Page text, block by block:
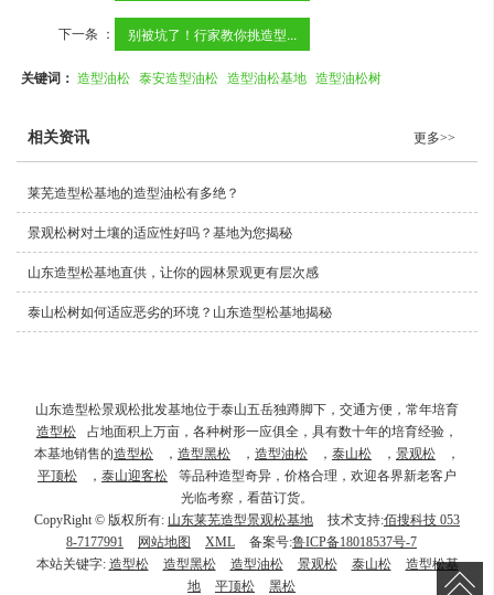
下一条 ： 别被坑了！行家教你挑造型...
关键词：造型油松 泰安造型油松 造型油松基地 造型油松树
相关资讯 更多>>
莱芜造型松基地的造型油松有多绝？
景观松树对土壤的适应性好吗？基地为您揭秘
山东造型松基地直供，让你的园林景观更有层次感
泰山松树如何适应恶劣的环境？山东造型松基地揭秘
山东造型松景观松批发基地位于泰山五岳独蹲脚下，交通方便，常年培育
造型松
占地面积上万亩，各种树形一应俱全，具有数十年的培育经验，
本基地销售的造型松 ， 造型黑松 ， 造型油松 ， 泰山松 ， 景观松
，
平顶松
， 泰山迎客松
等品种造型奇异，价格合理，欢迎各界新老客户
光临考察，看苗订货。
CopyRight © 版权所有: 山东莱芜造型景观松基地 技术支持:佰搜科技 053
8-7177991
网站地图 XML 备案号:鲁ICP备18018537号-7
本站关键字: 造型松 造型黑松 造型油松 景观松 泰山松
造型松基
地
平顶松 黑松